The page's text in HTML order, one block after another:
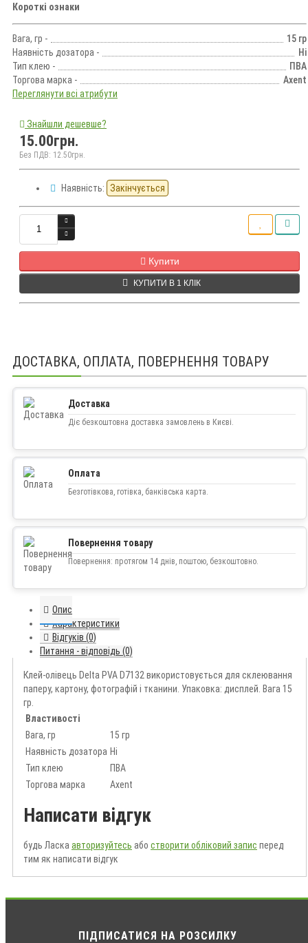
Короткі ознаки
Вага, гр -
15 гр
Наявність дозатора -
Ні
Тип клею -
ПВА
Торгова марка -
Axent
Переглянути всі атрибути
Знайшли дешевше?
15.00грн.
Без ПДВ: 12.50грн.
Наявність: Закінчується
Купити
КУПИТИ В 1 КЛІК
ДОСТАВКА, ОПЛАТА, ПОВЕРНЕННЯ ТОВАРУ
Доставка
Діє безкоштовна доставка замовлень в Києві.
Оплата
Безготівкова, готівка, банківська карта.
Повернення товару
Повернення: протягом 14 днів, поштою, безкоштовно.
Опис
Характеристики
Відгуків (0)
Питання - відповідь (0)
Клей-олівець Delta PVA D7132 використовується для склеювання
паперу, картону, фотографій і тканини. Упаковка: дисплей. Вага 15
гр.
Властивості
Вага, гр
15 гр
Наявність дозатора Ні
Тип клею
ПВА
Торгова марка
Axent
Написати відгук
будь Ласка авторизуйтесь або створити обліковий запис перед
тим як написати відгук
ПІДПИСАТИСЯ НА РОЗСИЛКУ